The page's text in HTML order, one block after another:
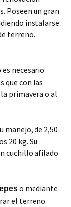
Poseen un gran
instalarse
terreno.
necesario
que con las
primavera o al
manejo, de 2,50
20 kg. Su
cuchillo afilado
o mediante
el terreno.